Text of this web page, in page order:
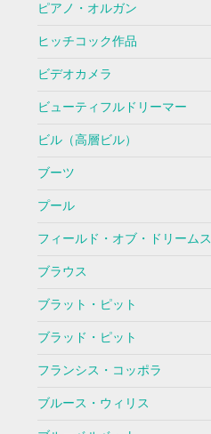
ピアノ・オルガン
ヒッチコック作品
ビデオカメラ
ビューティフルドリーマー
ビル（高層ビル）
ブーツ
プール
フィールド・オブ・ドリームス
ブラウス
ブラット・ピット
ブラッド・ピット
フランシス・コッポラ
ブルース・ウィリス